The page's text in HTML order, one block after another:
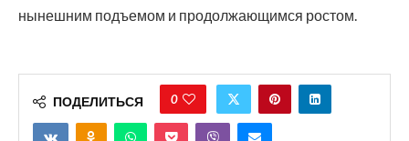
нынешним подъемом и продолжающимся ростом.
ПОДЕЛИТЬСЯ 0